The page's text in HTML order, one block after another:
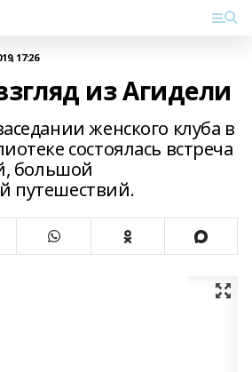
17:26
из Агидели
женского клуба в
состоялась встреча
большой
путешествий.